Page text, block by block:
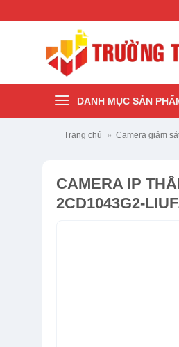
DANH MỤC SẢN
Trang chủ » Camera giám
CAMERA IP
2CD1043G2-